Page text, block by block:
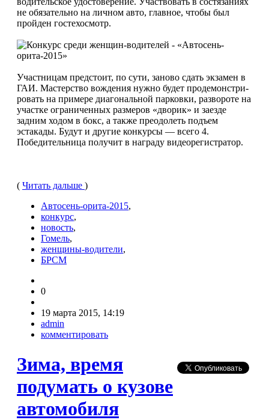
не обязательно на личном авто, главное, чтобы был
пройден гостехосмотр.
Участницам предстоит, по сути, заново сдать экзамен в
ГАИ. Мастерство вождения нужно будет продемонстри­
ровать на примере диагональной парковки, развороте на
участке ограниченных размеров «дворик» и заезде
задним ходом в бокс, а также преодолеть подъем
эстакады. Будут и другие конкурсы — всего 4.
Победительница получит в награду видеорегистратор.
( Читать дальше )
Автосень-орита-2015,
конкурс,
новость,
Гомель,
женщины-водители,
БРСМ
0
19 марта 2015, 14:19
admin
комментировать
Зима, время
подумать о кузове
автомобиля